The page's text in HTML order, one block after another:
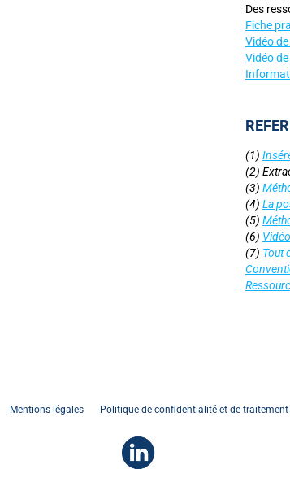
Des
Fiche
Vidéo
Vidéo
(1)
(2)
(3)
(4) La
(5)
(6)
(7) Tout
Mentions légales Politique de confidentialité et de traitement